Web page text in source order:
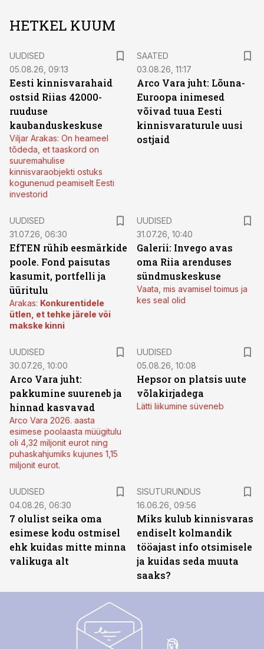
HETKEL KUUM
UUDISED
05.08.26, 09:13
Eesti kinnisvarahaid
ostsid Riias 42000-
ruuduse
kaubanduskeskuse
Viljar Arakas: On heameel
tõdeda, et taaskord on
suuremahulise
kinnisvaraobjekti ostuks
kogunenud peamiselt Eesti
investorid
SAATED
03.08.26, 11:17
Arco Vara juht: Lõuna-
Euroopa inimesed
võivad tuua Eesti
kinnisvaraturule uusi
ostjaid
UUDISED
31.07.26, 06:30
EfTEN rühib eesmärkide
poole. Fond paisutas
kasumit, portfelli ja
üüritulu
Arakas: Konkurentidele
ütlen, et tehke järele või
makske kinni
UUDISED
31.07.26, 10:40
Galerii: Invego avas
oma Riia arenduses
sündmuskeskuse
Vaata, mis avamisel toimus ja
kes seal olid
UUDISED
30.07.26, 10:00
Arco Vara juht:
pakkumine suureneb ja
hinnad kasvavad
Arco Vara 2026. aasta
esimese poolaasta müügitulu
oli 4,32 miljonit eurot ning
puhaskahjumiks kujunes 1,15
miljonit eurot.
UUDISED
05.08.26, 10:08
Hepsor on platsis uute
võlakirjadega
Lätti liikumine süveneb
UUDISED
04.08.26, 06:30
7 olulist seika oma
esimese kodu ostmisel
ehk kuidas mitte minna
valikuga alt
SISUTURUNDUS
16.06.26, 09:56
Miks kulub kinnisvaras
endiselt kolmandik
tööajast info otsimisele
ja kuidas seda muuta
saaks?